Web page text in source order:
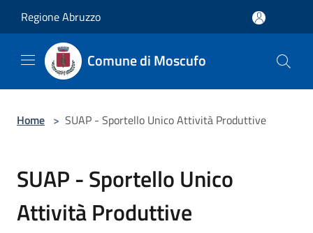
Regione Abruzzo
Comune di Moscufo
Home > SUAP - Sportello Unico Attività Produttive
SUAP - Sportello Unico
Attività Produttive